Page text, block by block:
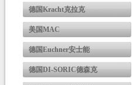
德国Kracht克拉克
美国MAC
德国Euchner安士能
德国DI-SORIC德森克